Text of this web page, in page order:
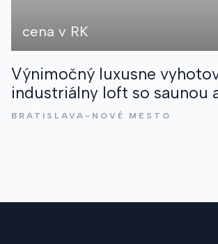
cena v RK
Výnimočný luxusne
industriálny loft so saunou
BRATISLAVA-NOVÉ MESTO